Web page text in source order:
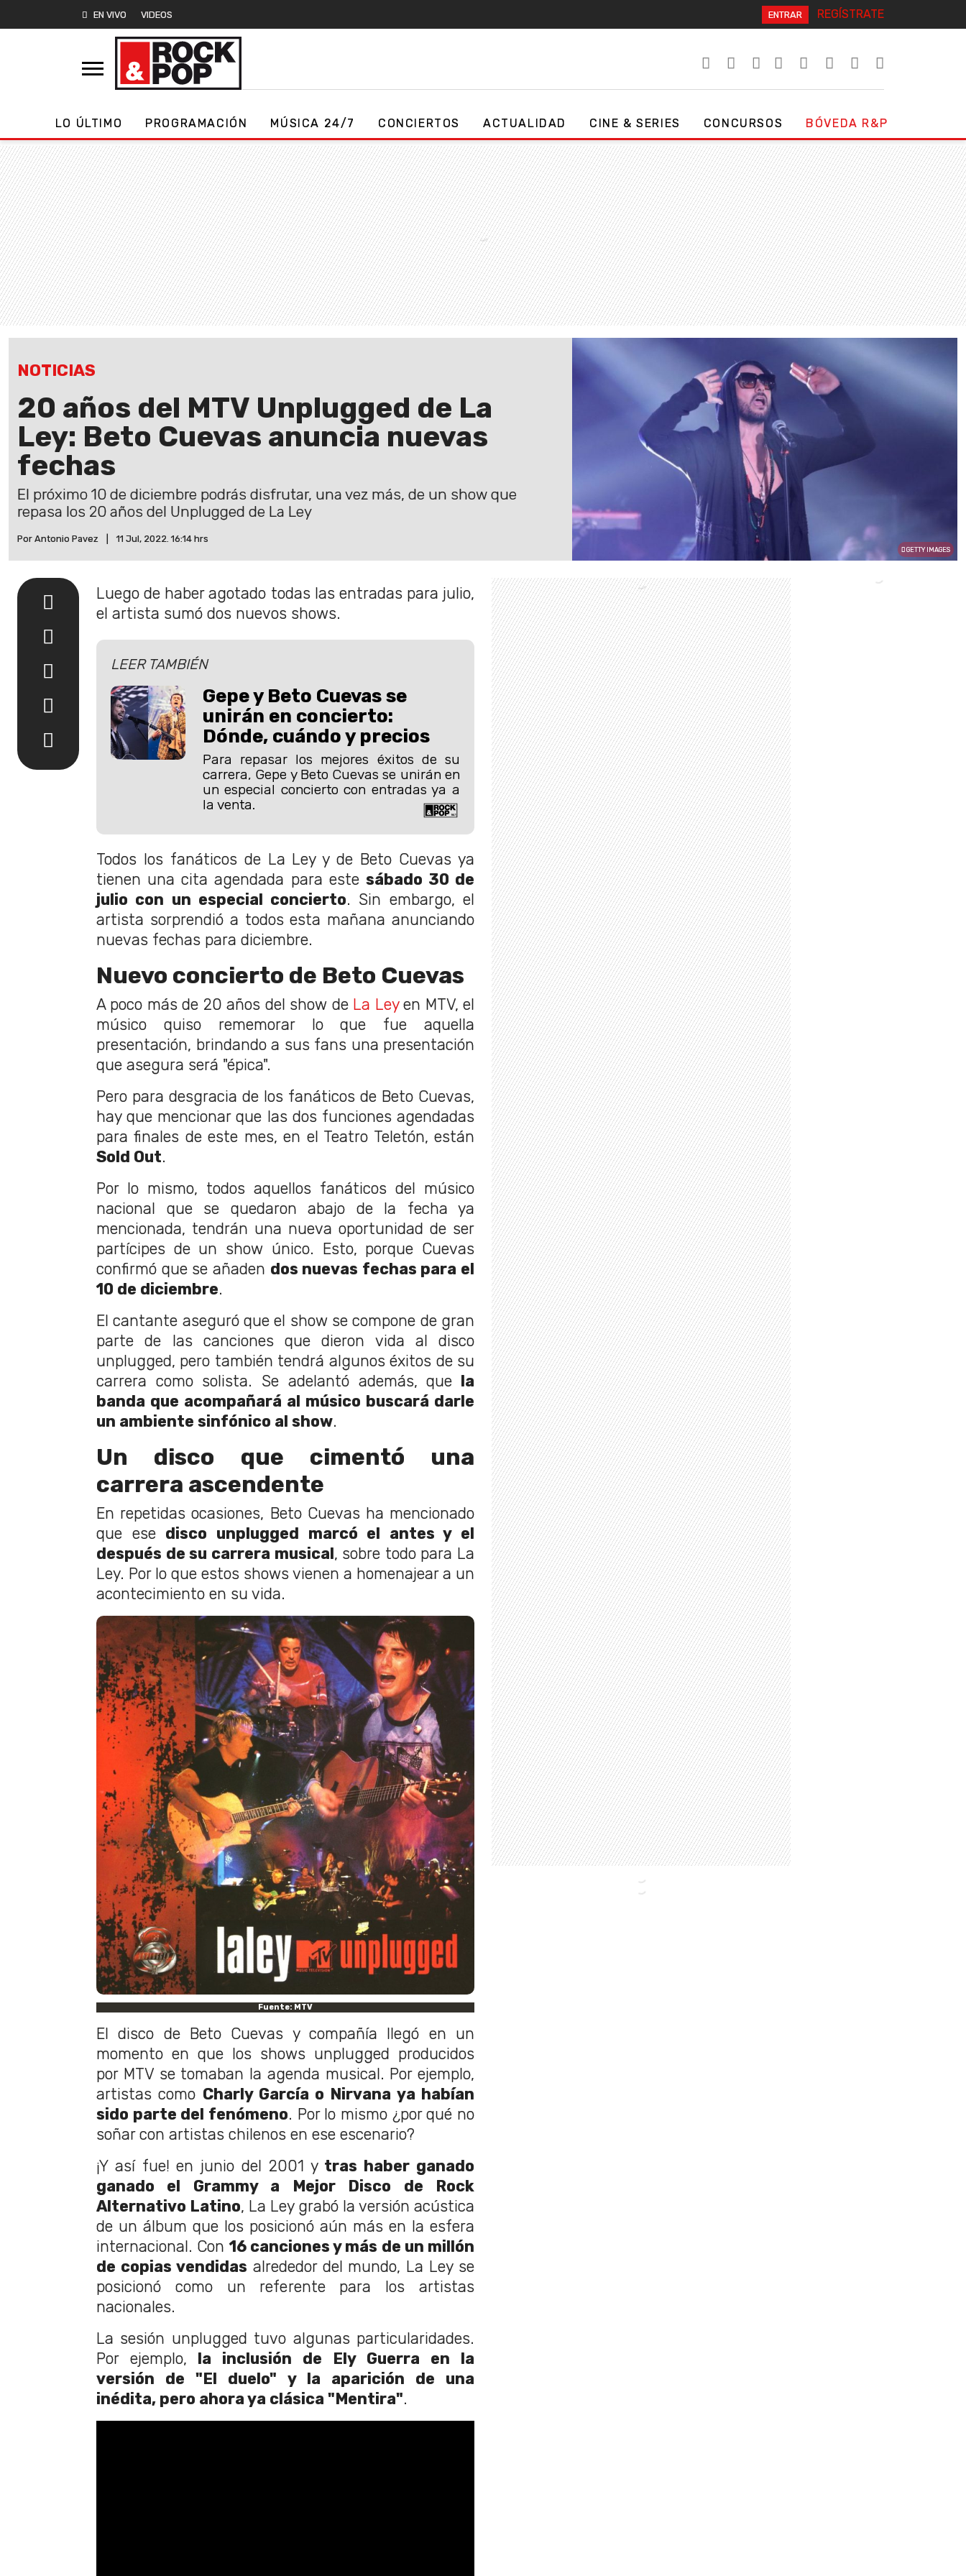
EN VIVO VIDEOS ENTRAR REGÍSTRATE
LO ÚLTIMO PROGRAMACIÓN MÚSICA 24/7 CONCIERTOS ACTUALIDAD CINE & SERIES CONCURSOS BÓVEDA R&P
NOTICIAS
20 años del MTV Unplugged de La
Ley: Beto Cuevas anuncia nuevas
fechas
El próximo 10 de diciembre podrás disfrutar, una vez más, de un show que
repasa los 20 años del Unplugged de La Ley
Por Antonio Pavez 11 Jul, 2022. 16:14 hrs
GETTY IMAGES
Luego de haber agotado todas las entradas para julio,
el artista sumó dos nuevos shows.
LEER TAMBIÉN
Gepe y Beto Cuevas se
unirán en concierto:
Dónde, cuándo y precios
Para repasar los mejores éxitos de su
carrera, Gepe y Beto Cuevas se unirán en
un especial concierto con entradas ya a
la venta.
Todos los fanáticos de La Ley y de Beto Cuevas ya
tienen una cita agendada para este sábado 30 de
julio con un especial concierto. Sin embargo, el
artista sorprendió a todos esta mañana anunciando
nuevas fechas para diciembre.
Nuevo concierto de Beto Cuevas
A poco más de 20 años del show de La Leyen MTV, el
músico quiso rememorar lo que fue aquella
presentación, brindando a sus fans una presentación
que asegura será "épica".
Pero para desgracia de los fanáticos de Beto Cuevas,
hay que mencionar que las dos funciones agendadas
para finales de este mes, en el Teatro Teletón, están
Sold Out.
Por lo mismo, todos aquellos fanáticos del músico
nacional que se quedaron abajo de la fecha ya
mencionada, tendrán una nueva oportunidad de ser
partícipes de un show único. Esto, porque Cuevas
confirmó que se añaden dos nuevas fechas para el
10 de diciembre.
El cantante aseguró que el show se compone de gran
parte de las canciones que dieron vida al disco
unplugged, pero también tendrá algunos éxitos de su
carrera como solista. Se adelantó además, que la
banda que acompañará al músico buscará darle
un ambiente sinfónico al show.
Un disco que cimentó una
carrera ascendente
En repetidas ocasiones, Beto Cuevas ha mencionado
que ese disco unplugged marcó el antes y el
después de su carrera musical, sobre todo para La
Ley. Por lo que estos shows vienen a homenajear a un
acontecimiento en su vida.
Fuente: MTV
El disco de Beto Cuevas y compañía llegó en un
momento en que los shows unplugged producidos
por MTV se tomaban la agenda musical. Por ejemplo,
artistas como Charly García o Nirvana ya habían
sido parte del fenómeno. Por lo mismo ¿por qué no
soñar con artistas chilenos en ese escenario?
¡Y así fue! en junio del 2001 y tras haber ganado
ganado el Grammy a Mejor Disco de Rock
Alternativo Latino, La Ley grabó la versión acústica
de un álbum que los posicionó aún más en la esfera
internacional. Con16 canciones y más de un millón
de copias vendidas alrededor del mundo, La Ley se
posicionó como un referente para los artistas
nacionales.
La sesión unplugged tuvo algunas particularidades.
Por ejemplo, la inclusión de Ely Guerra en la
versión de "El duelo" y la aparición de una
inédita, pero ahora ya clásica "Mentira".